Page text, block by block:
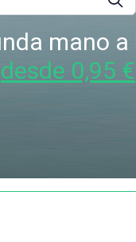
mano a
desde 0,95 €